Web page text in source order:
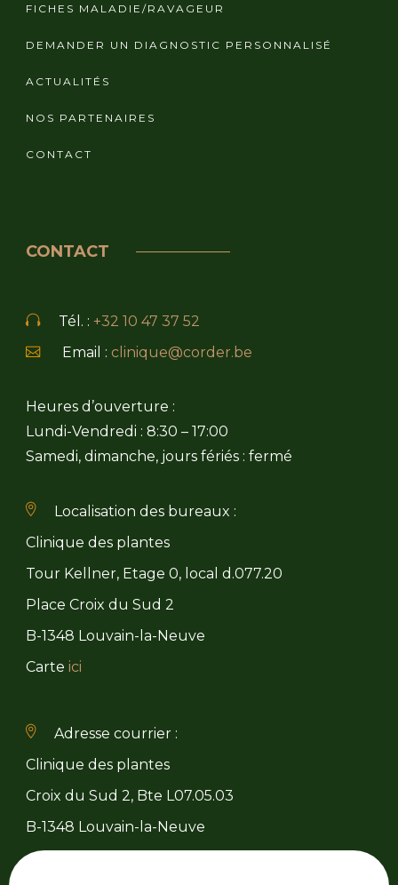
FICHES MALADIE/RAVAGEUR
DEMANDER UN DIAGNOSTIC PERSONNALISÉ
ACTUALITÉS
NOS PARTENAIRES
CONTACT
CONTACT
Tél. : +32 10 47 37 52
Email : clinique@corder.be
Heures d’ouverture :
Lundi-Vendredi : 8:30 – 17:00
Samedi, dimanche, jours fériés : fermé
Localisation des bureaux :
Clinique des plantes
Tour Kellner, Etage 0, local d.077.20
Place Croix du Sud 2
B-1348 Louvain-la-Neuve
Carte ici
Adresse courrier :
Clinique des plantes
Croix du Sud 2, Bte L07.05.03
B-1348 Louvain-la-Neuve